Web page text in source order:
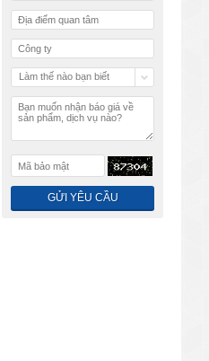
Làm thế nào bạn biết